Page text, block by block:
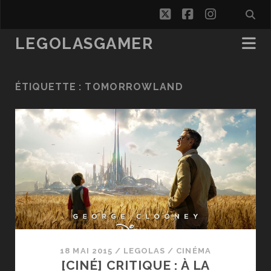
twitterfacebook
LEGOLASGAMER
ÉTIQUETTE : TOMORROWLAND
18 MAI 2015 / LEGOLAS / CINÉMA
[CINÉ] CRITIQUE : À LA